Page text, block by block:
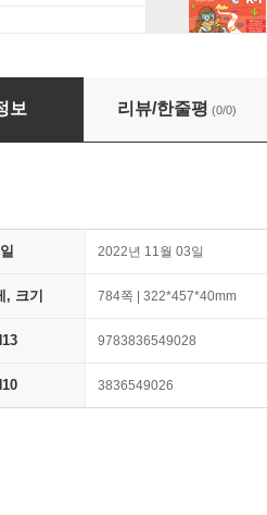
by Jean Nouvel
보 리뷰/한줄평 (0/0)
2022년 11월 03일
, 크기 784쪽 | 322*457*40mm
9783836549028
3836549026